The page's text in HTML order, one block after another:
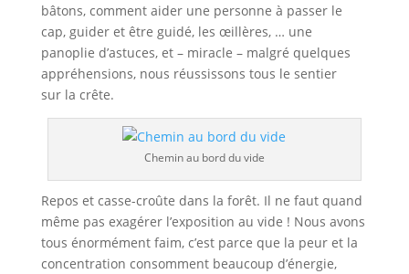
bâtons, comment aider une personne à passer le
cap, guider et être guidé, les œillères, … une
panoplie d’astuces, et – miracle – malgré quelques
appréhensions, nous réussissons tous le sentier
sur la crête.
Chemin au bord du vide
Repos et casse-croûte dans la forêt. Il ne faut quand
même pas exagérer l’exposition au vide ! Nous avons
tous énormément faim, c’est parce que la peur et la
concentration consomment beaucoup d’énergie,